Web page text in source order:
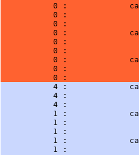
0 :
0 :
0 :
0 :
0 :
0 :
0 :
0 :
0 :
4 :
4 :
4 :
1 :
1 :
1 :
1 :
1 :